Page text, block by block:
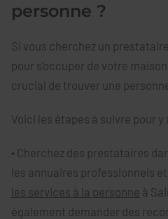
personne ?
Si vous cherchez un
pour s’occuper de votre
crucial de trouver une
Voici les étapes à suivre pour y
• Cherchez des prestataires
les annuaires professionnels
les services à la personne à
également demander des